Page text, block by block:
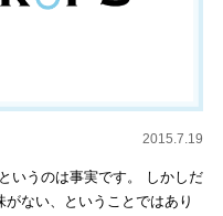
2015.7.19
いうのは事実です。 しかしだ
ない、ということではあり